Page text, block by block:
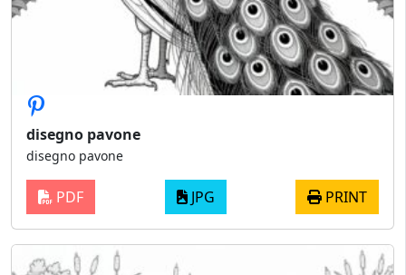
disegno pavone
disegno pavone
PDF JPG PRINT